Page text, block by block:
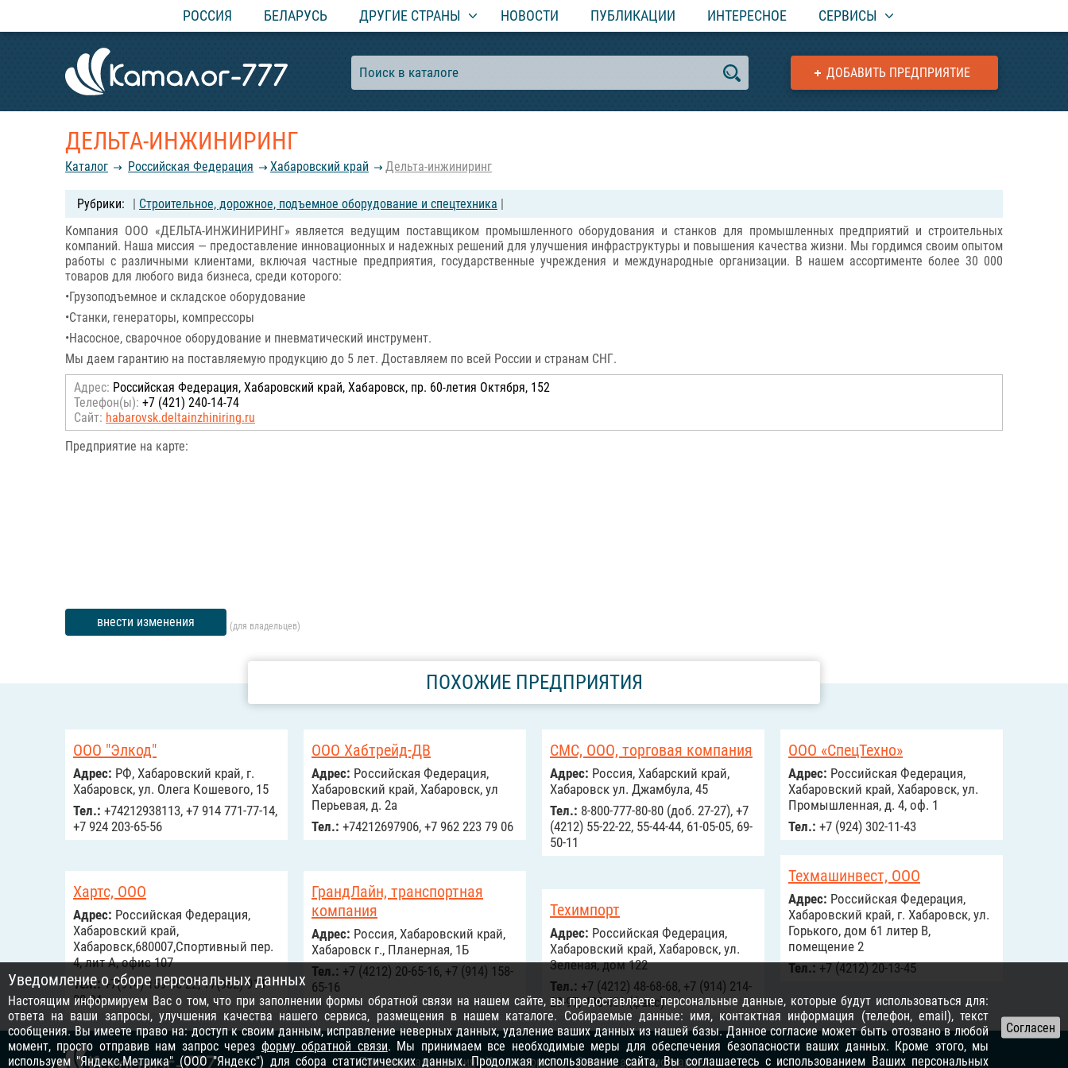
РОССИЯ БЕЛАРУСЬ ДРУГИЕ СТРАНЫ НОВОСТИ ПУБЛИКАЦИИ ИНТЕРЕСНОЕ СЕРВИСЫ
ДОБАВИТЬ ПРЕДПРИЯТИЕ
ДЕЛЬТА-ИНЖИНИРИНГ
Каталог Российcкая Федерация Хабаровский край Дельта-инжиниринг
| Строительное, дорожное, подъемное оборудование и спецтехника |
Компания ООО «ДЕЛЬТА-ИНЖИНИРИНГ» является ведущим поставщиком промышленного оборудования и станков для промышленных предприятий и строительных
компаний. Наша миссия — предоставление инновационных и надежных решений для улучшения инфраструктуры и повышения качества жизни. Мы гордимся своим опытом
работы с различными клиентами, включая частные предприятия, государственные учреждения и международные организации. В нашем ассортименте более 30 000
товаров для любого вида бизнеса, среди которого:
•Грузоподъемное и складское оборудование
•Станки, генераторы, компрессоры
•Насосное, сварочное оборудование и пневматический инструмент.
Мы даем гарантию на поставляемую продукцию до 5 лет. Доставляем по всей России и странам СНГ.
Адрес: Российcкая Федерация, Хабаровский край, Хабаровск, пр. 60-летия Октября, 152
Телефон(ы): +7 (421) 240-14-74
Сайт: habarovsk.deltainzhiniring.ru
Предприятие на карте:
внести изменения (для владельцев)
ПОХОЖИЕ ПРЕДПРИЯТИЯ
ООО "Элкод"
Адрес: РФ, Хабаровский край, г.
Хабаровск, ул. Олега Кошевого, 15
Тел.: +74212938113, +7 914 771-77-14,
+7 924 203-65-56
ООО Хабтрейд-ДВ
Адрес: Российcкая Федерация,
Хабаровский край, Хабаровск, ул
Перьевая, д. 2а
Тел.: +74212697906, +7 962 223 79 06
СМС, ООО, торговая компания
Адрес: Россия, Хабарский край,
Хабаровск ул. Джамбула, 45
Тел.: 8-800-777-80-80 (доб. 27-27), +7
(4212) 55-22-22, 55-44-44, 61-05-05, 69-
50-11
ООО «СпецТехно»
Адрес: Российcкая Федерация,
Хабаровский край, Хабаровск, ул.
Промышленная, д. 4, оф. 1
Тел.: +7 (924) 302-11-43
Техмашинвест, ООО
Адрес: Российcкая Федерация,
Хабаровский край, г. Хабаровск, ул.
Горького, дом 61 литер В,
помещение 2
Тел.: +7 (4212) 20-13-45
Хартс, ООО
Адрес: Российcкая Федерация,
Хабаровский край,
Хабаровск,680007,Спортивный пер.
4, лит А, офис 107
Тел.:+7(914) 159-36-22, +7(982) 914-
00-04
ГрандЛайн, транспортная
компания
Адрес: Россия, Хабаровский край,
Хабаровск г., Планерная, 1Б
Тел.: +7 (4212) 20-65-16, +7 (914) 158-
65-16
Техимпорт
Адрес: Российcкая Федерация,
Хабаровский край, Хабаровск, ул.
Зеленая, дом 122
Тел.: +7 (4212) 48-68-68, +7 (914) 214-
29-97, 486-481 (факс)
Правила размещения|Услуги портала|Связь с администрацией
Уведомление о сборе персональных данных
Настоящим информируем Вас о том, что при заполнении формы обратной связи на нашем сайте, вы предоставляете персональные данные, которые будут использоваться для:
ответа на ваши запросы, улучшения качества нашего сервиса, размещения в нашем каталоге. Собираемые данные: имя, контактная информация (телефон, email), текст
сообщения. Вы имеете право на: доступ к своим данным, исправление неверных данных, удаление ваших данных из нашей базы. Данное согласие может быть отозвано в любой
момент, просто отправив нам запрос через форму обратной связи. Мы принимаем все необходимые меры для обеспечения безопасности ваших данных. Кроме этого, мы
используем "Яндекс.Метрика" (ООО "Яндекс") для сбора статистических данных. Продолжая использование сайта, Вы соглашаетесь с использованием Ваших персональных